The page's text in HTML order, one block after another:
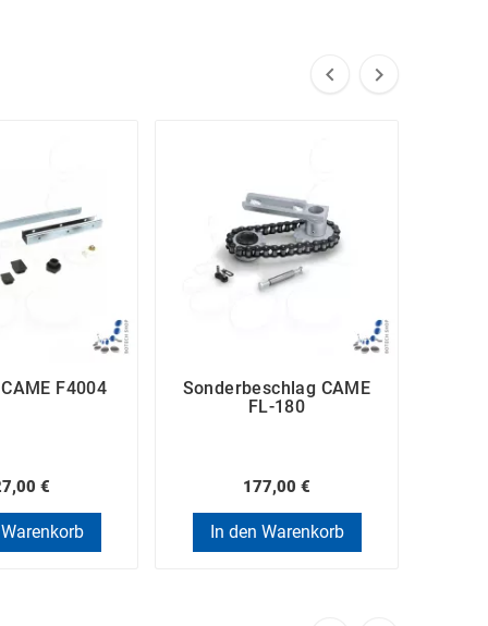
 
F4004
€
Sonderbeschlag CAME
FL-180
177,00 €
In den Warenkorb